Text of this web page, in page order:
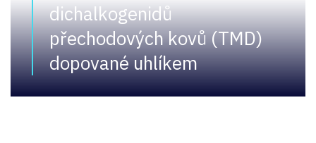
dichalkogenidů
přechodových kovů (TMD)
dopované uhlíkem